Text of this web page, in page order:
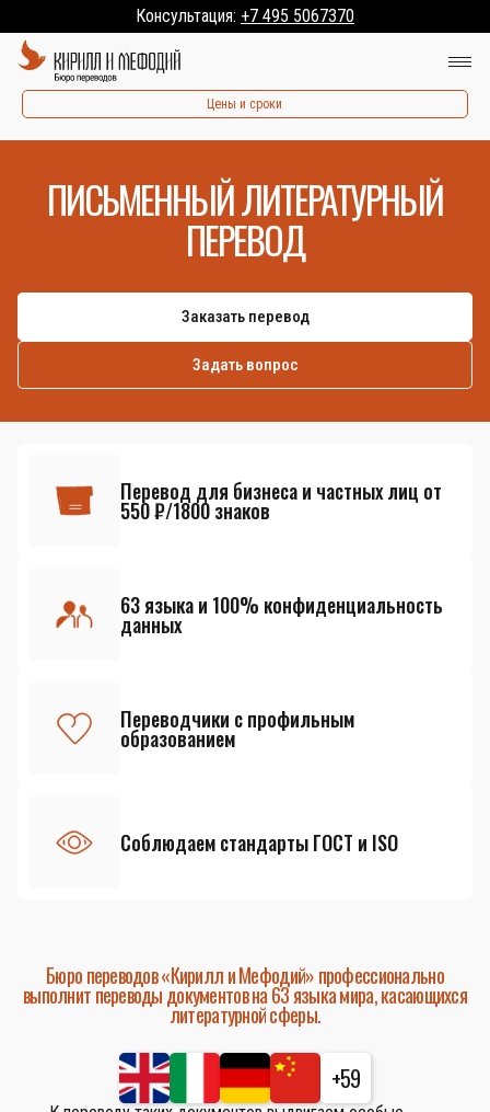
Консультация: +7 495 5067370
Цены и сроки
ПИСЬМЕННЫЙ ЛИТЕРАТУРНЫЙ
ПЕРЕВОД
Заказать перевод
Задать вопрос
Перевод для бизнеса и частных лиц от
550 ₽/1800 знаков
63 языка и 100% конфиденциальность
данных
Переводчики с профильным
образованием
Соблюдаем стандарты ГОСТ и ISO
Бюро переводов «Кирилл и Мефодий» профессионально
выполнит переводы документов на 63 языка мира, касающихся
литературной сферы.
+59